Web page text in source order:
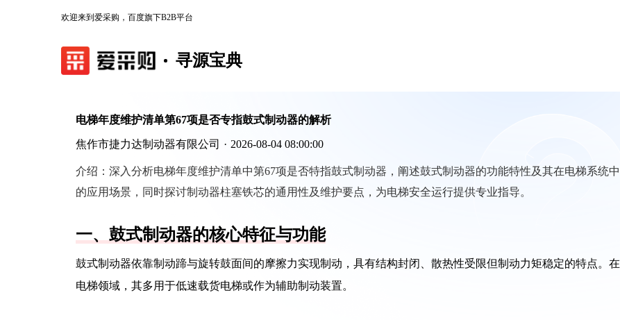
欢迎来到爱采购，百度旗下B2B平台
寻源宝典
电梯年度维护清单第67项是否专指鼓式制动器的解析
焦作市捷力达制动器有限公司 · 2026-08-04 08:00:00
介绍： 深入分析电梯年度维护清单中第67项是否特指鼓式制动器，阐述鼓式制动器的功能特性及其在电梯系统中
的应用场景，同时探讨制动器柱塞铁芯的通用性及维护要点，为电梯安全运行提供专业指导。
一、鼓式制动器的核心特征与功能
鼓式制动器依靠制动蹄与旋转鼓面间的摩擦力实现制动，具有结构封闭、散热性受限但制动力矩稳定的特点。在
电梯领域，其多用于低速载货电梯或作为辅助制动装置。